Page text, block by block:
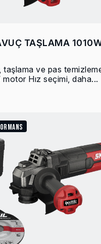
TAŞLAMA
taşlama ve pas
Hız seçimi, daha...